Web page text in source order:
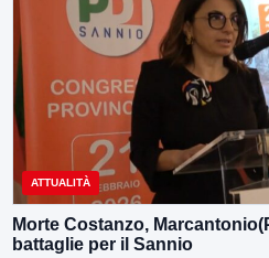
ATTUALITÀ
Morte Costanzo,
battaglie per il Sannio